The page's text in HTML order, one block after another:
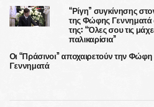
“Ρίγη” συγκίνησης
της Φώφης Γεννηματά
της: “Όλες σου τις
παλικαρίσια”
Οι “Πράσινοι” αποχαιρετούν την Φώφη
Γεννηματά